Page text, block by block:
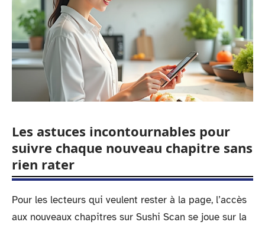
Les astuces incontournables pour
suivre chaque nouveau chapitre sans
rien rater
Pour les lecteurs qui veulent rester à la page, l’accès
aux nouveaux chapitres sur Sushi Scan se joue sur la